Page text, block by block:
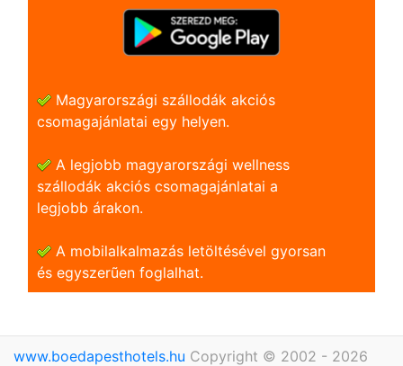
Magyarországi szállodák akciós
csomagajánlatai egy helyen.
A legjobb magyarországi wellness
szállodák akciós csomagajánlatai a
legjobb árakon.
A mobilalkalmazás letöltésével gyorsan
és egyszerũen foglalhat.
www.boedapesthotels.hu Copyright © 2002 - 2026